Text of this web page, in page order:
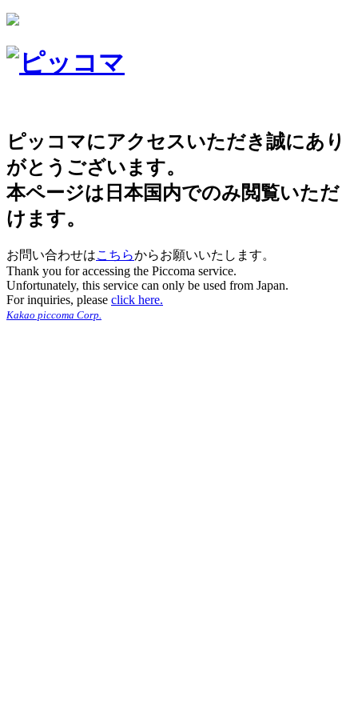
ピッコマにアクセスいただき誠にあり
がとうございます。
本ページは日本国内でのみ閲覧いただ
けます。
お問い合わせはこちらからお願いいたします。
Thank you for accessing the Piccoma service.
Unfortunately, this service can only be used from Japan.
For inquiries, please click here.
Kakao piccoma Corp.